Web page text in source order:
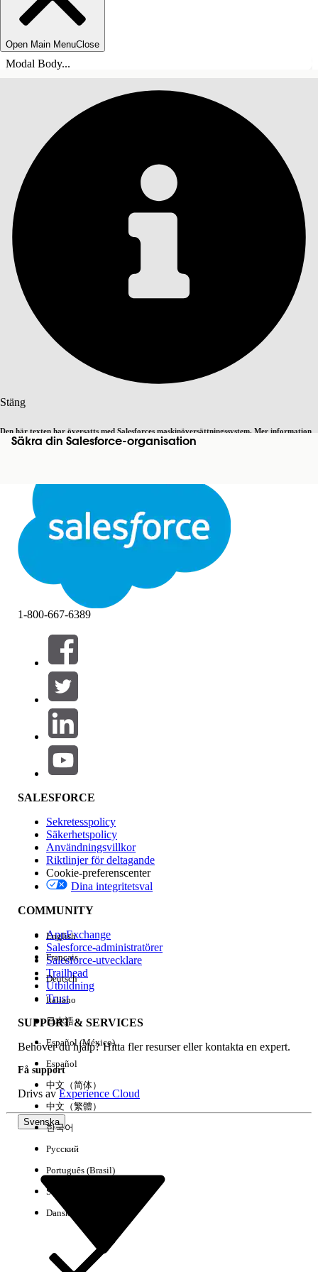
Open Main MenuClose
Modal Body...
Stäng
Den här texten har översatts med Salesforces maskinöversättningssystem. Mer information
. Byt till engelska Inte nu
StängStäng
Säkra din Salesforce-organisation
Innehållsförteckningar
INNEHÅLLSFÖRTECKNINGAR
Filter (0)
VÄLJ FILTER
Produktområde
Funktionspåverkan
Version
Händelse
Rensa alla Klart
1-800-667-6389
SALESFORCE
Sekretesspolicy
Säkerhetspolicy
Användningsvillkor
Riktlinjer för deltagande
Cookie-preferenscenter
Dina integritetsval
COMMUNITY
AppExchange
Salesforce-administratörer
Salesforce-utvecklare
Trailhead
Utbildning
Trust
SUPPORT & SERVICES
Behöver du hjälp? Hitta fler resurser eller kontakta en expert.
Få support
Drivs avExperience Cloud
Svenska
English
Français
Deutsch
Italiano
日本語
Español (México)
Español
中文（简体）
中文（繁體）
한국어
Русский
Português (Brasil)
Suomi
Dansk